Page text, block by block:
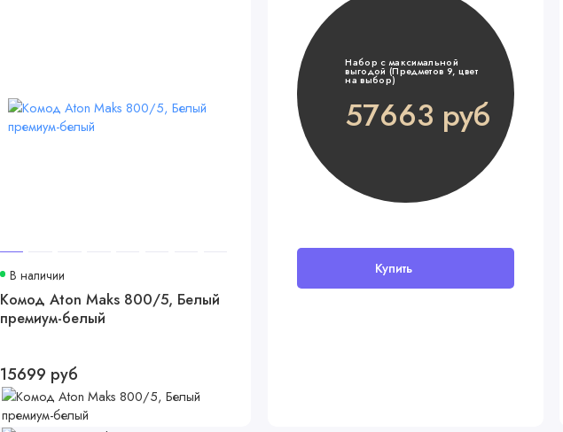
В наличии
Комод Aton Maks 800/5, Белый
премиум-белый
15699 руб
Набор с максимальной
выгодой (Предметов 9, цвет
на выбор)
57663 руб
Купить